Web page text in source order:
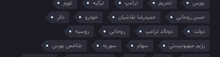
بورس
تحریم ترامپ ترکیه
تورم
حسن روحانی
حمیدرضا نقاشیان خودرو
دلار
دولت
دونالد ترامپ روحانی
روسیه
رژیم صهیونیستی
سهام سوریه
شاخص بورس